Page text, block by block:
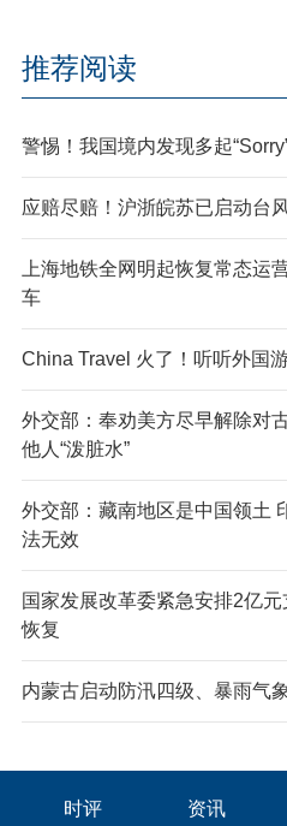
推荐阅读
警惕！我国境内发现多起
应赔尽赔！沪浙皖苏已启动台
上海地铁全网明起恢复常态运
车
China Travel 火了！听听外国
外交部：奉劝美方尽早解除对
他人“泼脏水”
外交部：藏南地区是中国领土
法无效
国家发展改革委紧急安排2亿
恢复
内蒙古启动防汛四级、暴雨气
时评 资讯